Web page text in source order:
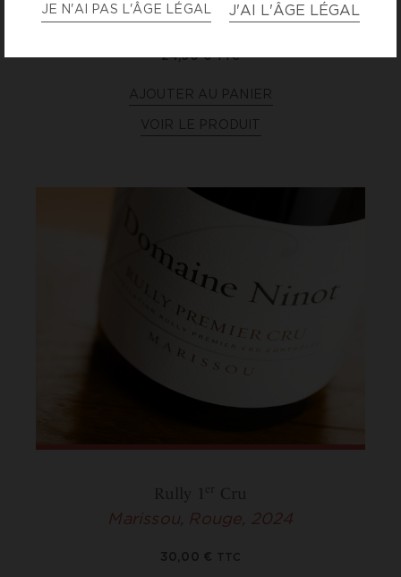
JE N'AI PAS L'ÂGE LÉGAL J'AI L'ÂGE LÉGAL
La Barre, Blanc, 2022
24,50€ TTC
AJOUTER AU PANIER
VOIR LE PRODUIT
Rully 1 er Cru
Marissou, Rouge, 2024
30,00 € TTC